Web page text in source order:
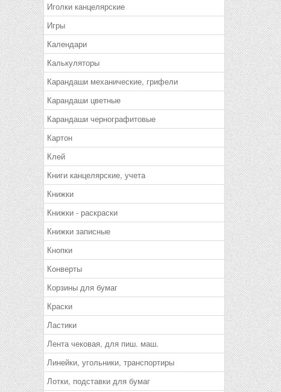
Иголки канцелярские
Игры
Календари
Калькуляторы
Карандаши механические, грифели
Карандаши цветные
Карандаши чернографитовые
Картон
Клей
Книги канцелярские, учета
Книжки
Книжки - раскраски
Книжки записные
Кнопки
Конверты
Корзины для бумаг
Краски
Ластики
Лента чековая, для пиш. маш.
Линейки, угольники, транспортиры
Лотки, подставки для бумаг